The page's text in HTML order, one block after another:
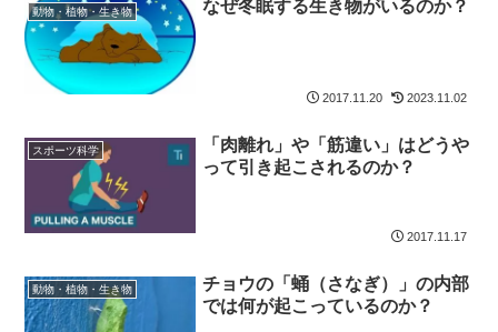
動物・植物・生き物 なぜ冬眠する生き物がいるのか？
2017.11.20 2023.11.02
スポーツ科学
「肉離れ」や「筋違い」はどうや
って引き起こされるのか？
2017.11.17
動物・植物・生き物
チョウの「蛹（さなぎ）」の内部
では何が起こっているのか？